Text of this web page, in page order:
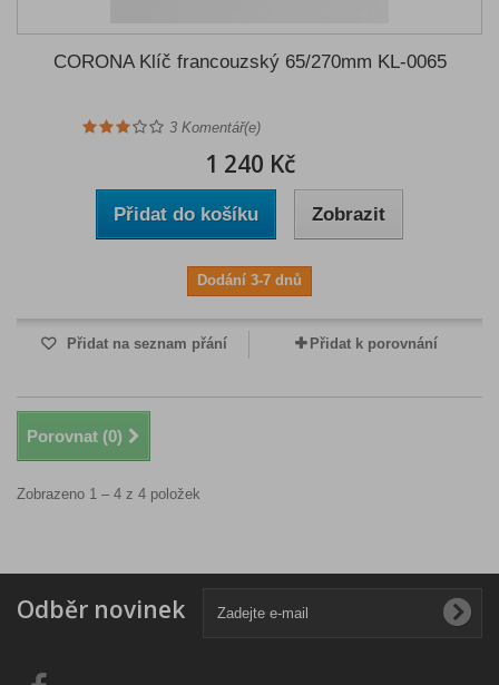
CORONA Klíč francouzský 65/270mm KL-0065
3 Komentář(e)
1 240 Kč
Přidat do košíku Zobrazit
Dodání 3-7 dnů
Přidat na seznam přání Přidat k porovnání
Porovnat (0)
Zobrazeno 1 – 4 z 4 položek
Odběr novinek